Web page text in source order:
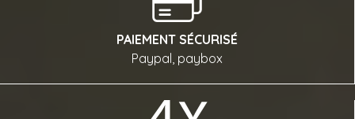
PAIEMENT SÉCURISÉ
Paypal, paybox